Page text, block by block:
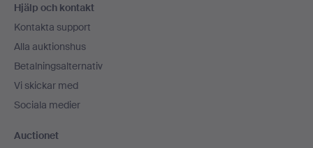
Hjälp och kontakt
Kontakta support
Alla auktionshus
Betalningsalternativ
Vi skickar med
Sociala medier
Auctionet